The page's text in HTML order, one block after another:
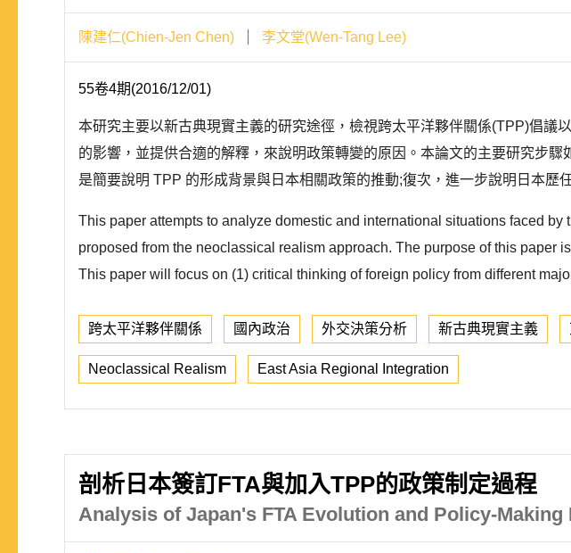
陳建仁(Chien-Jen Chen) 李文堂(Wen-Tang Lee)
55卷4期(2016/12/01)
本研究主要以新古典現實主義的研究途徑，檢視跨太平洋夥伴關係(TPP)倡
的影響，並提供合適的解釋，來說明政策轉變的原因。本論文的主要研究步
是簡要說明 TPP 的形成背景與日本相關政策的推動;復次，進一步說明日本
This paper attempts to analyze domestic and international situations faced
proposed from the neoclassical realism approach. The purpose of this
This paper will focus on (1) critical thinking of foreign policy from different
跨太平洋夥伴關係 國內政治 外交決策分析 新古典現實主義
Neoclassical Realism East Asia Regional Integration
剖析日本簽訂FTA與加入TPP的政策制定過程
Analysis of Japan's FTA Evolution and Policy-